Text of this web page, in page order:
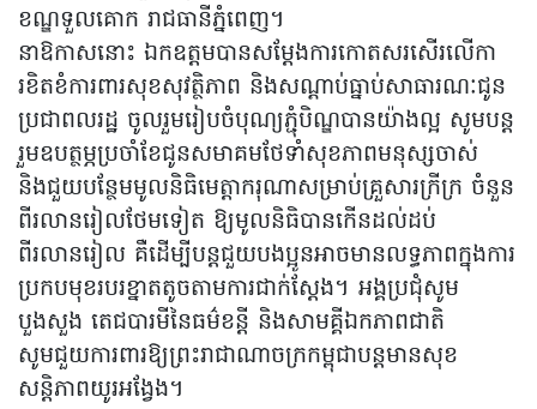
ខណ្ឌទួលគោក រាជធានីភ្នំពេញ។​
នាឱកាសនោះ ឯកឧត្តមបានសម្តែងការកោតសរសើរលើកា
រខិតខំការពារសុខសុវត្ថិភាព និងសណ្តាប់ធ្នាប់សាធារណៈជូន
ប្រជាពលរដ្ឋ ចូលរួមរៀបចំបុណ្យភ្ជុំបិណ្ឌបានយ៉ាងល្អ សូមបន្ត
រួមឧបត្ថម្ភប្រចាំខែជូនសមាគមថែទាំសុខភាពមនុស្សចាស់
និងជួយបន្ថែមមូលនិធិមេត្តាករុណាសម្រាប់គ្រួសារក្រីក្រ ចំនួន
ពីរលានរៀលថែមទៀត ឱ្យមូលនិធិបានកើនដល់ដប់
ពីរលានរៀល គឺដើម្បីបន្តជួយបងប្អូនអាចមានលទ្ធភាពក្នុងការ
ប្រកបមុខរបរខ្នាតតូចតាមការជាក់ស្តែង។ អង្គប្រជុំសូម
បួងសួង តេជបារមីនៃធម៌ខន្តី និងសាមគ្គីឯកភាពជាតិ
សូមជួយការពារឱ្យព្រះរាជាណាចក្រកម្ពុជាបន្តមានសុខ
សន្តិភាពយូរអង្វែង។